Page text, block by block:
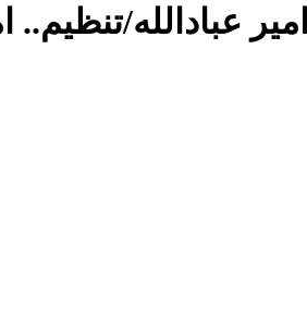
تنظیم..